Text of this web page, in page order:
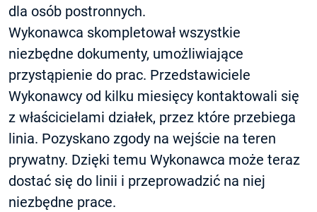
dla osób postronnych.
Wykonawca skompletował wszystkie
niezbędne dokumenty, umożliwiające
przystąpienie do prac. Przedstawiciele
Wykonawcy od kilku miesięcy kontaktowali się
z właścicielami działek, przez które przebiega
linia. Pozyskano zgody na wejście na teren
prywatny. Dzięki temu Wykonawca może teraz
dostać się do linii i przeprowadzić na niej
niezbędne prace.